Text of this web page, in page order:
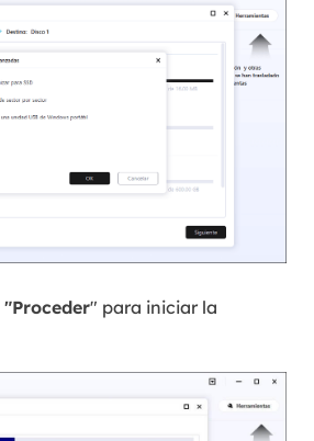
"Proceder" para iniciar la